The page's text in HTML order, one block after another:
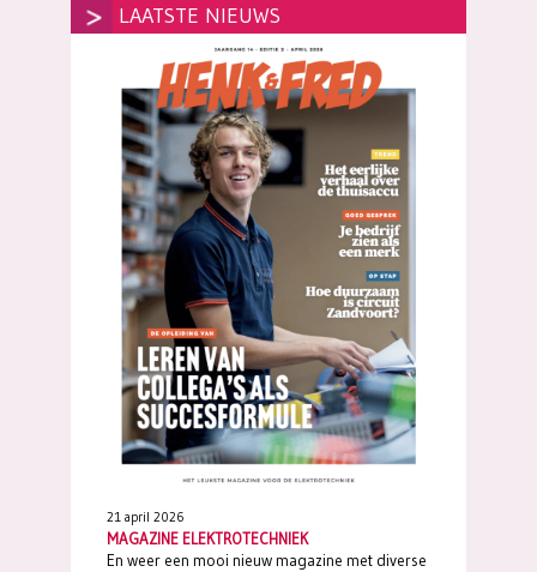
LAATSTE NIEUWS
21 april 2026
MAGAZINE ELEKTROTECHNIEK
En weer een mooi nieuw magazine met diverse